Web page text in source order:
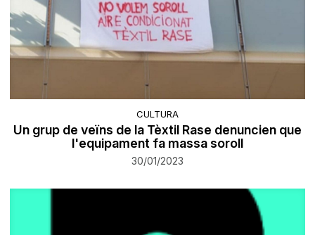
CULTURA
Un grup de veïns de la Tèxtil Rase denuncien que
l'equipament fa massa soroll
30/01/2023